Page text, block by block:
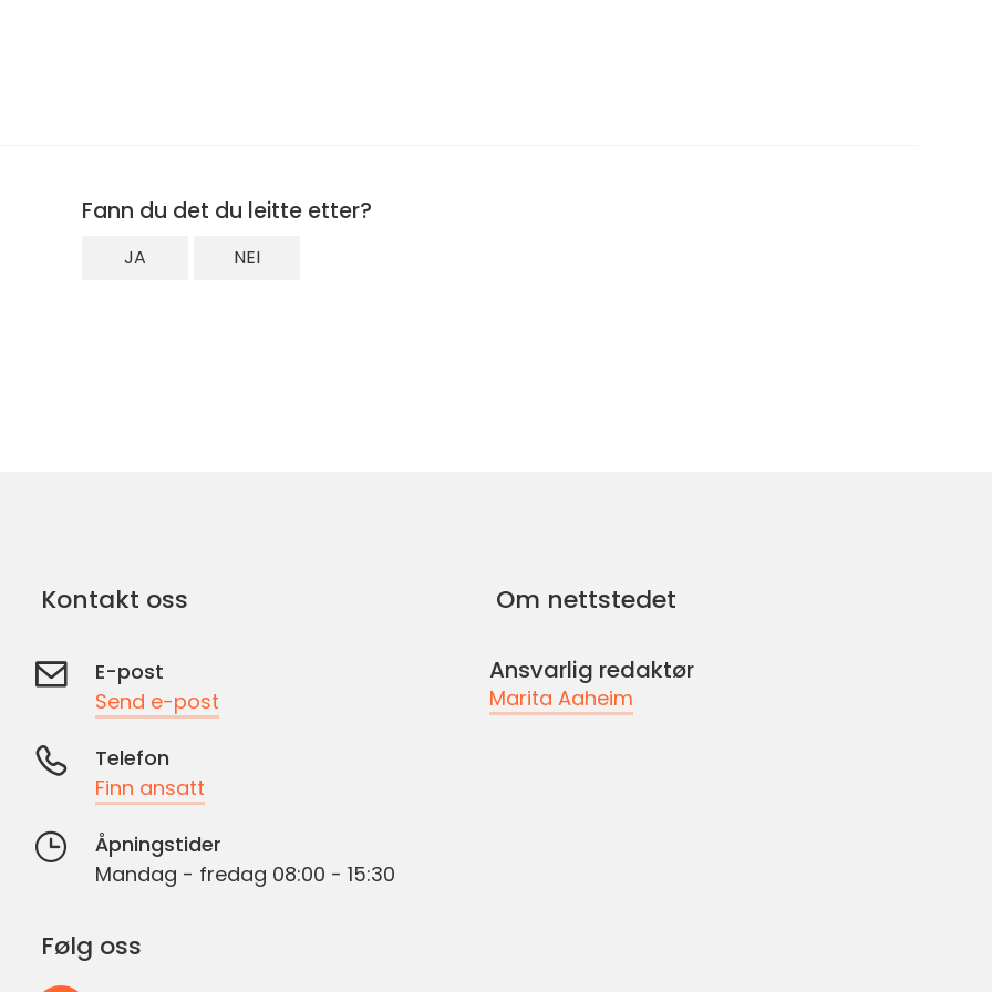
Fann du det du leitte etter?
JA NEI
Kontakt oss
E-post
Send e-post
Telefon
Finn ansatt
Åpningstider
Mandag - fredag 08:00 - 15:30
Følg oss
Om nettstedet
Ansvarlig redaktør
Marita Aaheim